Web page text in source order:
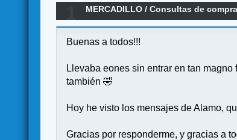
MERCADILLO /Consultas de
Buenas a todos!!!
Llevaba eones sin entrar en tan
también 🤣
Hoy he visto los mensajes de Alamo,
Gracias por responderme, y gracias a